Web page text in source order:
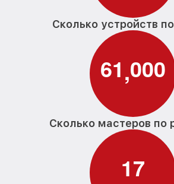
Сколько устройств
61,000
Сколько мастеров по
17